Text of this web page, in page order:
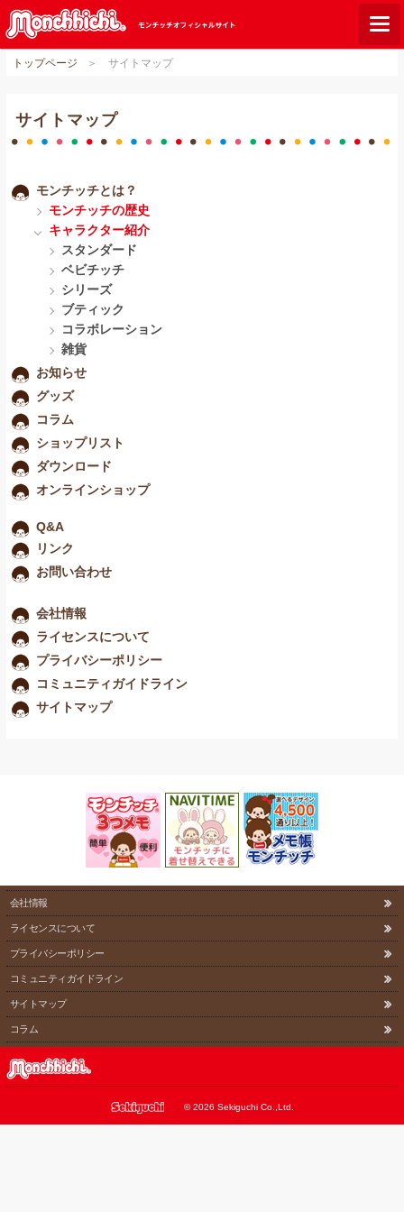
モンチッチとは？
グッズ
ショップリスト
ダウンロード
オンラインショップ
関連サイト
GLOBAL
お問い合わせ
トップページ サイトマップ
サイトマップ
モンチッチとは？
モンチッチの歴史
キャラクター紹介
スタンダード
ベビチッチ
シリーズ
ブティック
コラボレーション
雑貨
お知らせ
グッズ
コラム
ショップリスト
ダウンロード
オンラインショップ
Q&A
リンク
お問い合わせ
会社情報
ライセンスについて
プライバシーポリシー
コミュニティガイドライン
サイトマップ
会社情報
ライセンスについて
プライバシーポリシー
コミュニティガイドライン
サイトマップ
コラム
©2026 Sekiguchi Co.,Ltd.